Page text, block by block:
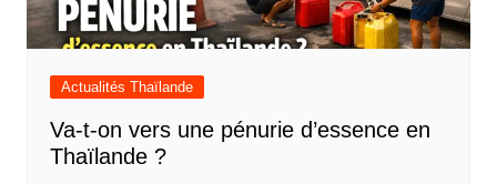
Actualités Thaïlande
Va-t-on vers une pénurie d’essence en
Thaïlande ?